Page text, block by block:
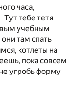
часа,
тебе тетя
учебным
там спать
котлеты на
пока совсем
угробь форму